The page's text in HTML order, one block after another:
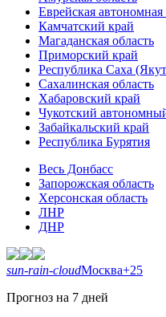
Еврейская автономная
Камчатский край
Магаданская область
Приморский край
Республика Саха
Сахалинская область
Хабаровский край
Чукотский
Забайкальский край
Республика Бурятия
Весь Донбасс
Запорожская область
Херсонская область
ЛНР
ДНР
sun-rain-cloudМосква+25
Прогноз на 7 дней